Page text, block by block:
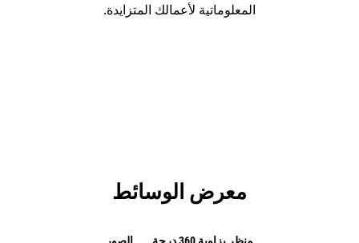
المعلوماتية لأعمالك المتزايدة.
معرض الوسائط